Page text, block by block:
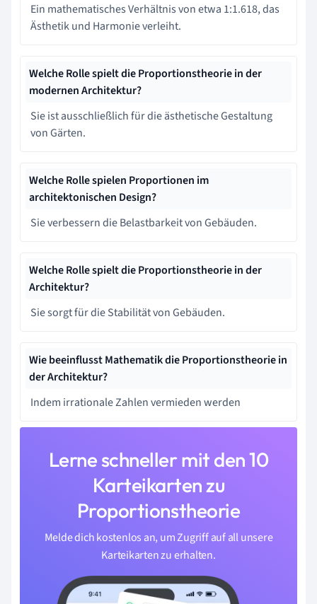
Ein mathematisches Verhältnis von etwa 1:1.618, das
Ästhetik und Harmonie verleiht.
Welche Rolle spielt die Proportionstheorie in der
modernen Architektur?
Sie ist ausschließlich für die ästhetische Gestaltung
von Gärten.
Welche Rolle spielen Proportionen im
architektonischen Design?
Sie verbessern die Belastbarkeit von Gebäuden.
Welche Rolle spielt die Proportionstheorie in der
Architektur?
Sie sorgt für die Stabilität von Gebäuden.
Wie beeinflusst Mathematik die Proportionstheorie in
der Architektur?
Indem irrationale Zahlen vermieden werden
Lerne schneller mit den 10
Karteikarten zu
Proportionstheorie
Melde dich kostenlos an, um Zugriff auf all unsere
Karteikarten zu erhalten.